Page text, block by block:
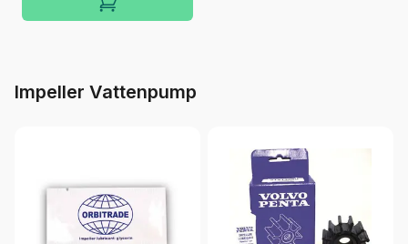
Impeller Vattenpump